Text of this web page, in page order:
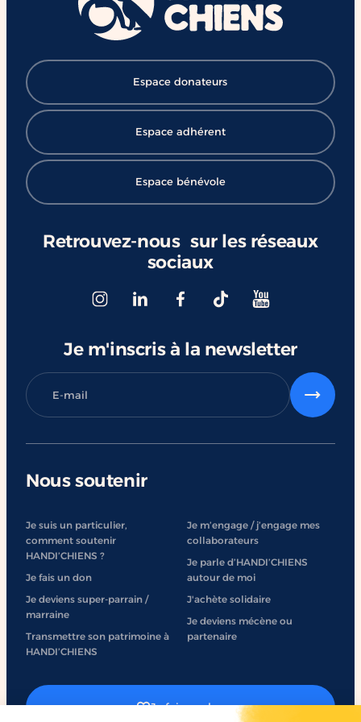
Retrouvez-nous sur les réseaux
sociaux
Espace donateurs
Espace adhérent
Espace bénévole
Je m'inscris à la newsletter
Nous soutenir
Je suis un particulier,
comment soutenir
HANDI’CHIENS ?
Je fais un don
Je deviens super-parrain /
marraine
Transmettre son patrimoine à
HANDI’CHIENS
Je m’engage / j’engage mes
collaborateurs
Je parle d’HANDI’CHIENS
autour de moi
J'achète solidaire
Je deviens mécène ou
partenaire
Je fais un don